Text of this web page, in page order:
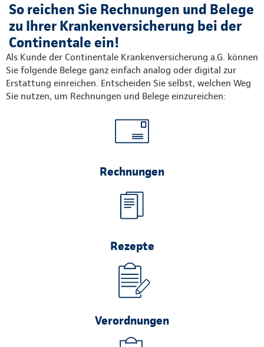
So reichen Sie Rechnungen und Belege
zu Ihrer Krankenversicherung bei der
Continentale ein!
Als Kunde der Continentale Krankenversicherung a.G. können
Sie folgende Belege ganz einfach analog oder digital zur
Erstattung einreichen. Entscheiden Sie selbst, welchen Weg
Sie nutzen, um Rechnungen und Belege einzureichen:
Rechnungen
Rezepte
Verordnungen